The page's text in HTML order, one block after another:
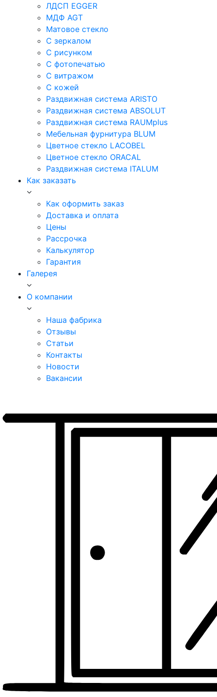
ЛДСП EGGER
МДФ AGT
Матовое стекло
С зеркалом
С рисунком
С фотопечатью
С витражом
С кожей
Раздвижная система ARISTO
Раздвижная система ABSOLUT
Раздвижная система RAUMplus
Мебельная фурнитура BLUM
Цветное стекло LACOBEL
Цветное стекло ORACAL
Раздвижная система ITALUM
Как заказать
Как оформить заказ
Доставка и оплата
Цены
Рассрочка
Калькулятор
Гарантия
Галерея
О компании
Наша фабрика
Отзывы
Статьи
Контакты
Новости
Вакансии